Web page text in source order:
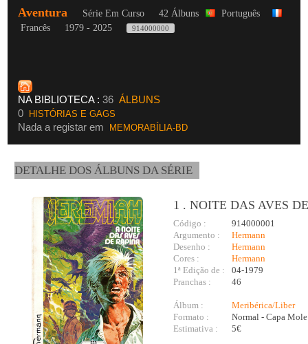
Aventura Série Em Curso 42 Álbuns
Português
Francês
1979 - 2025 914000000
NA BIBLIOTECA :36 ÁLBUNS
0
HISTÓRIAS E GAGS
Nada a registar em MEMORABÍLIA-BD
DETALHE DOS ÁLBUNS DA SÉRIE
1 . NOITE DAS AVES
Código :
914000001
Argumento :
Hermann
Desenho :
Hermann
Cores :
Hermann
1ª Edição de :
04-1979
Pranchas :
46
Álbum :
Meribérica/Liber
Formato :
Normal - Capa Mole
Estimativa :
5€